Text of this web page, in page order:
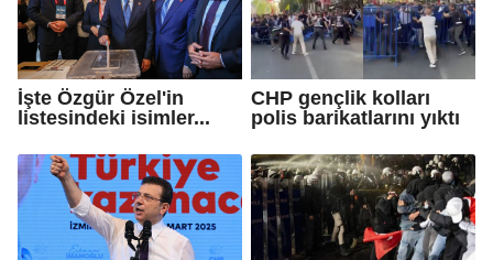
İşte Özgür Özel'in
listesindeki isimler...
CHP gençlik kolları
polis barikatlarını yıktı